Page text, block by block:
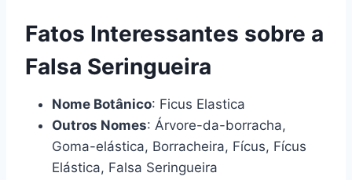
Fatos Interessantes sobre a
Falsa Seringueira
Nome Botânico: Ficus Elastica
Outros Nomes: Árvore-da-borracha,
Goma-elástica, Borracheira, Fícus, Fícus
Elástica, Falsa Seringueira